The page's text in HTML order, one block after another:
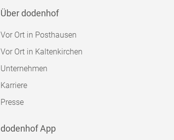
Über dodenhof
Vor Ort in Posthausen
Vor Ort in Kaltenkirchen
Unternehmen
Karriere
Presse
dodenhof App